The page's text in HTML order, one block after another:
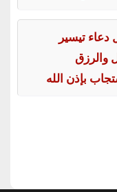
دعاء تيسير
والرزق
بإذن الله